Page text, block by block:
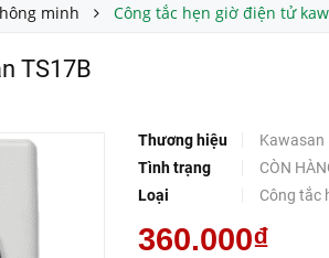
minh Công tắc hẹn giờ điện tử
TS17B
Thương hiệu
Kawasan
Tình trạng
CÒN
Loại
Công tắc
360.000₫